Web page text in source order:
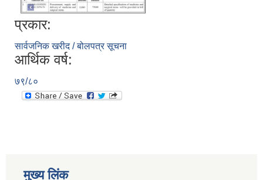
प्रकार:
सार्वजनिक खरीद / बोलपत्र सूचना
आर्थिक वर्ष:
७९/८०
मुख्य लिंक